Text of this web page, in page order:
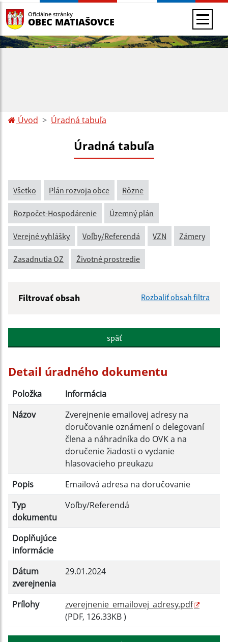
Oficiálne stránky
OBEC MATIAŠOVCE
Úvod Úradná tabuľa
Úradná tabuľa
Všetko Plán rozvoja obce Rôzne
Rozpočet-Hospodárenie Územný plán
Verejné vyhlášky Voľby/Referendá VZN Zámery
Zasadnutia OZ Životné prostredie
Filtrovať obsah Rozbaliť obsah filtra
Popis:
Dátum zverejnenia do:
Filtrovať Reset
späť
Detail úradného dokumentu
Položka
Informácia
Názov
Zverejnenie emailovej adresy na
doručovanie oznámení o delegovaní
člena a náhradníka do OVK a na
doručenie žiadosti o vydanie
hlasovacieho preukazu
Popis
Emailová adresa na doručovanie
Typ
dokumentu
Voľby/Referendá
Doplňujúce
informácie
Dátum
zverejnenia
29.01.2024
Prílohy
zverejnenie_emailovej_adresy.pdf
(PDF, 126.33KB )